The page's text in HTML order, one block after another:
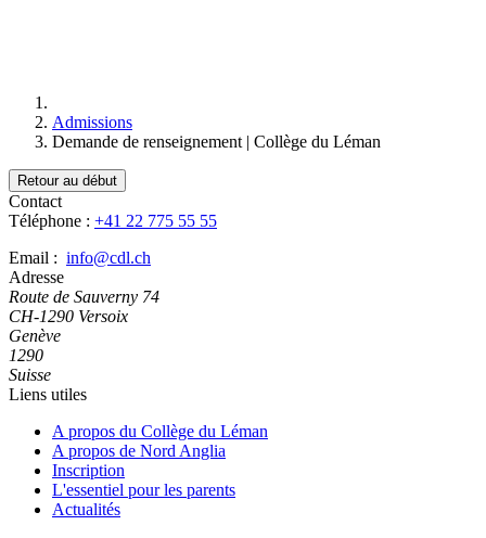
Admissions
Demande de renseignement | Collège du Léman
Retour au début
Contact
Téléphone : +41 22 775 55 55
Email : info@cdl.ch
Adresse
Route de Sauverny 74
CH-1290 Versoix
Genève
1290
Suisse
Liens utiles
A propos du Collège du Léman
A propos de Nord Anglia
Inscription
L'essentiel pour les parents
Actualités